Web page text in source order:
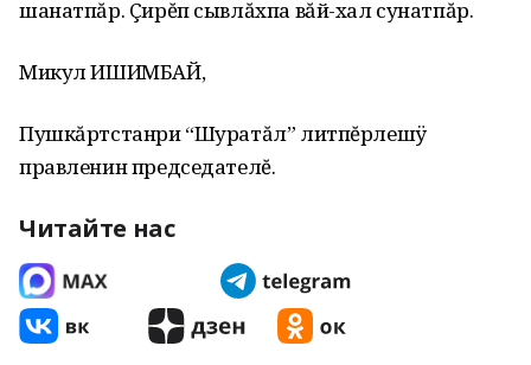
шанатпăр. Çирĕп сывлăхпа вăй-хал сунатпăр.
Микул ИШИМБАЙ,
Пушкăртстанри “Шуратăл” литпĕрлешÿ
правленин председателĕ.
Читайте нас